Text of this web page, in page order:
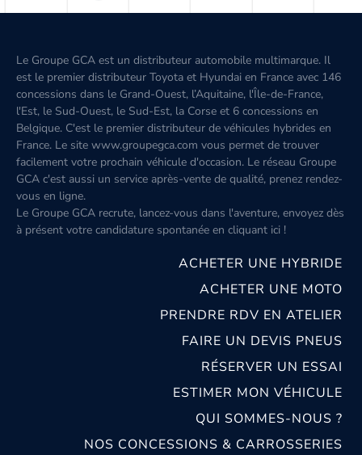
Le Groupe GCA est un distributeur automobile multimarque. Il
est le premier distributeur Toyota et Hyundai en France avec 146
concessions dans le Grand-Ouest, l’Aquitaine, l'Île-de-France,
l'Est, le Sud-Ouest, le Sud-Est, la Corse et 6 concessions en
Belgique. C'est le premier distributeur de véhicules hybrides en
France. Le site www.groupegca.com vous permet de trouver
facilement votre prochain véhicule d'occasion. Le réseau Groupe
GCA c'est aussi un service après-vente de qualité, prenez rendez-
vous en ligne.
Le Groupe GCA recrute, lancez-vous dans l'aventure, envoyez dès
à présent votre candidature spontanée en cliquant ici !
ACHETER UNE HYBRIDE
ACHETER UNE MOTO
PRENDRE RDV EN ATELIER
FAIRE UN DEVIS PNEUS
RÉSERVER UN ESSAI
ESTIMER MON VÉHICULE
QUI SOMMES-NOUS ?
NOS CONCESSIONS & CARROSSERIES